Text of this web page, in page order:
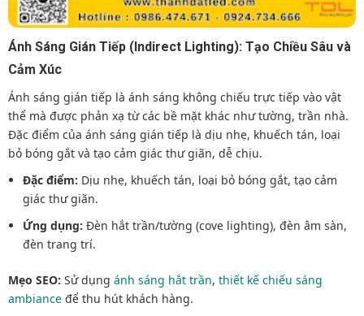
Ánh Sáng Gián Tiếp (Indirect Lighting): Tạo Chiều Sâu và
Cảm Xúc
Ánh sáng gián tiếp là ánh sáng không chiếu trực tiếp vào vật
thể mà được phản xạ từ các bề mặt khác như tường, trần nhà.
Đặc điểm của ánh sáng gián tiếp là dịu nhẹ, khuếch tán, loại
bỏ bóng gắt và tạo cảm giác thư giãn, dễ chịu.
Đặc điểm: Dịu nhẹ, khuếch tán, loại bỏ bóng gắt, tạo cảm
giác thư giãn.
Ứng dụng: Đèn hắt trần/tường (cove lighting), đèn âm sàn,
đèn trang trí.
Mẹo SEO: Sử dụng ánh sáng hắt trần, thiết kế chiếu sáng
ambiance để thu hút khách hàng.